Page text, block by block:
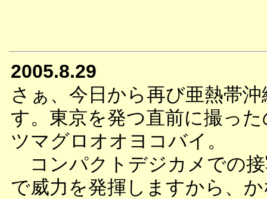
2005.8.29
さぁ、今日から再び亜熱帯
す。東京を発つ直前に撮っ
ツマグロオオヨコバイ。
コンパクトデジカメでの
で威力を発揮しますから、